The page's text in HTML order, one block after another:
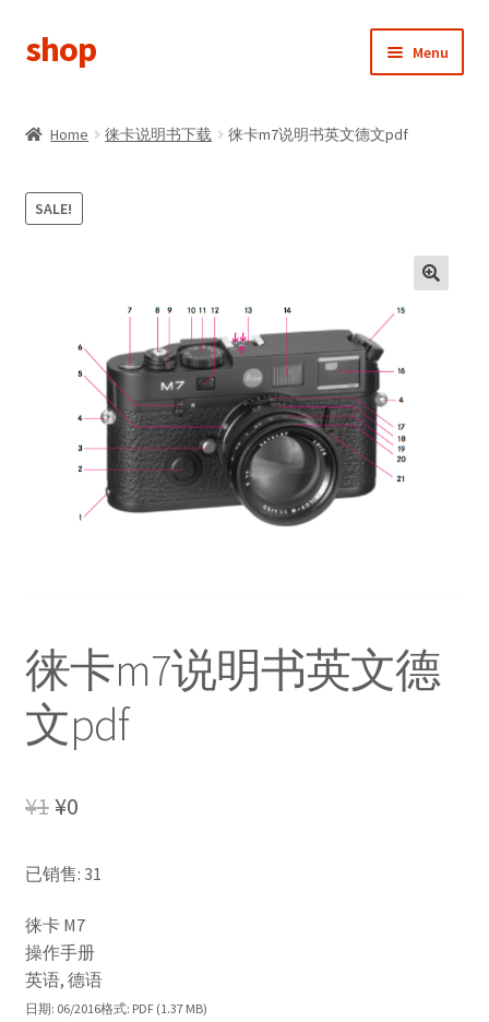
Skip
to
Skip
to
shop Menu
新用户注册
Home 徕卡说明书下载 徕卡m7说明书英文德文pdf
SALE!
徕卡m7说明书英文德
文pdf
¥1Original
was:
¥1.
¥0Current
is:
¥0.
已销售: 31
徕卡 M7
操作手册
英语, 德语
日期: 06/2016格式: PDF (1.37 MB)